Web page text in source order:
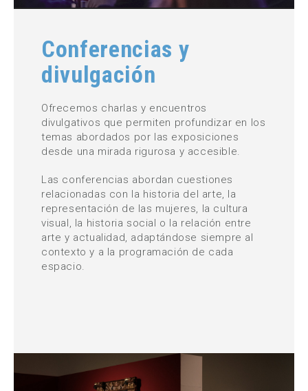
Conferencias y
divulgación
Ofrecemos charlas y encuentros
divulgativos que permiten profundizar en los
temas abordados por las exposiciones
desde una mirada rigurosa y accesible.
Las conferencias abordan cuestiones
relacionadas con la historia del arte, la
representación de las mujeres, la cultura
visual, la historia social o la relación entre
arte y actualidad, adaptándose siempre al
contexto y a la programación de cada
espacio.